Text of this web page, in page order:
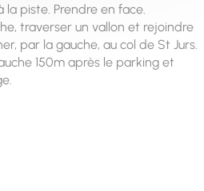
la piste. Prendre en face.
traverser un vallon et rejoindre
par la gauche, au col de St Jurs.
150m après le parking et